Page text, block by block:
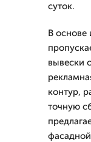
суток.
В основе
вывески
контур,
точную